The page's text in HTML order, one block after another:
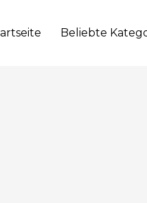
Beliebte